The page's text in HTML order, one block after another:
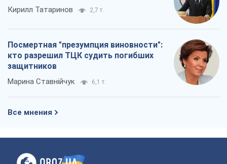
Кирилл Татаринов 2,7 т.
Посмертная "презумпция виновности":
кто разрешил ТЦК судить погибших
защитников
Марина Ставнійчук 6,1 т.
Все мнения